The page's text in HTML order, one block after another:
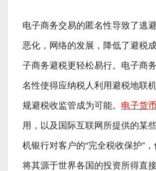
电子商务交易的匿名性导致了逃
恶化，网络的发展，降低了避税
子商务避税更轻松易行。电子商
名性使得应纳税人利用避税地联
规避税收监管成为可能。 电子货币
用，以及国际互联网所提供的某
机银行对客户的“完全税收保护”
将其源于世界各国的投资所得直